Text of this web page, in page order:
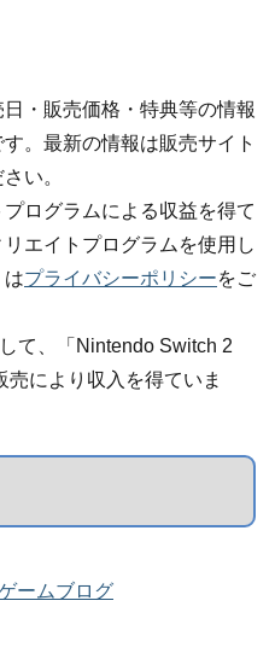
・販売価格・特典等の情報
。最新の情報は販売サイト
い。
ログラムによる収益を得て
エイトプログラムを使用し
はプライバシーポリシーをご
て、「Nintendo Switch 2
により収入を得ていま
ームブログ